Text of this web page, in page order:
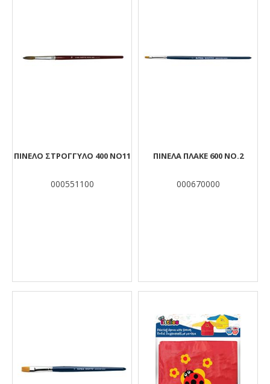
ΠΙΝΕΛΟ ΣΤΡΟΓΓΥΛΟ 400 ΝΟ11
000551100
ΠΙΝΕΛΑ ΠΛΑΚΕ 600 ΝΟ.2
000670000